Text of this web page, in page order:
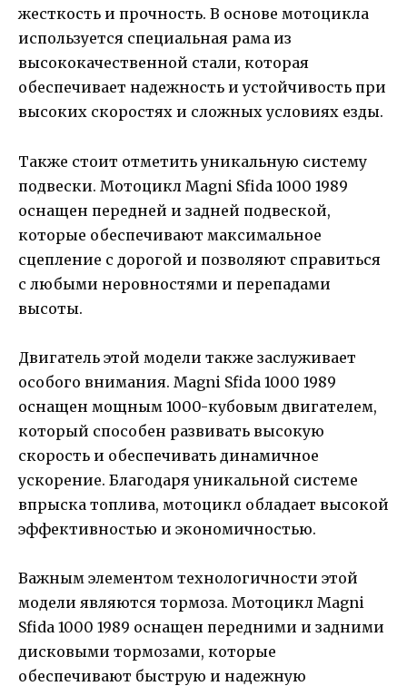
жесткость и прочность. В основе мотоцикла
используется специальная рама из
высококачественной стали, которая
обеспечивает надежность и устойчивость при
высоких скоростях и сложных условиях езды.
Также стоит отметить уникальную систему
подвески. Мотоцикл Magni Sfida 1000 1989
оснащен передней и задней подвеской,
которые обеспечивают максимальное
сцепление с дорогой и позволяют справиться
с любыми неровностями и перепадами
высоты.
Двигатель этой модели также заслуживает
особого внимания. Magni Sfida 1000 1989
оснащен мощным 1000-кубовым двигателем,
который способен развивать высокую
скорость и обеспечивать динамичное
ускорение. Благодаря уникальной системе
впрыска топлива, мотоцикл обладает высокой
эффективностью и экономичностью.
Важным элементом технологичности этой
модели являются тормоза. Мотоцикл Magni
Sfida 1000 1989 оснащен передними и задними
дисковыми тормозами, которые
обеспечивают быструю и надежную